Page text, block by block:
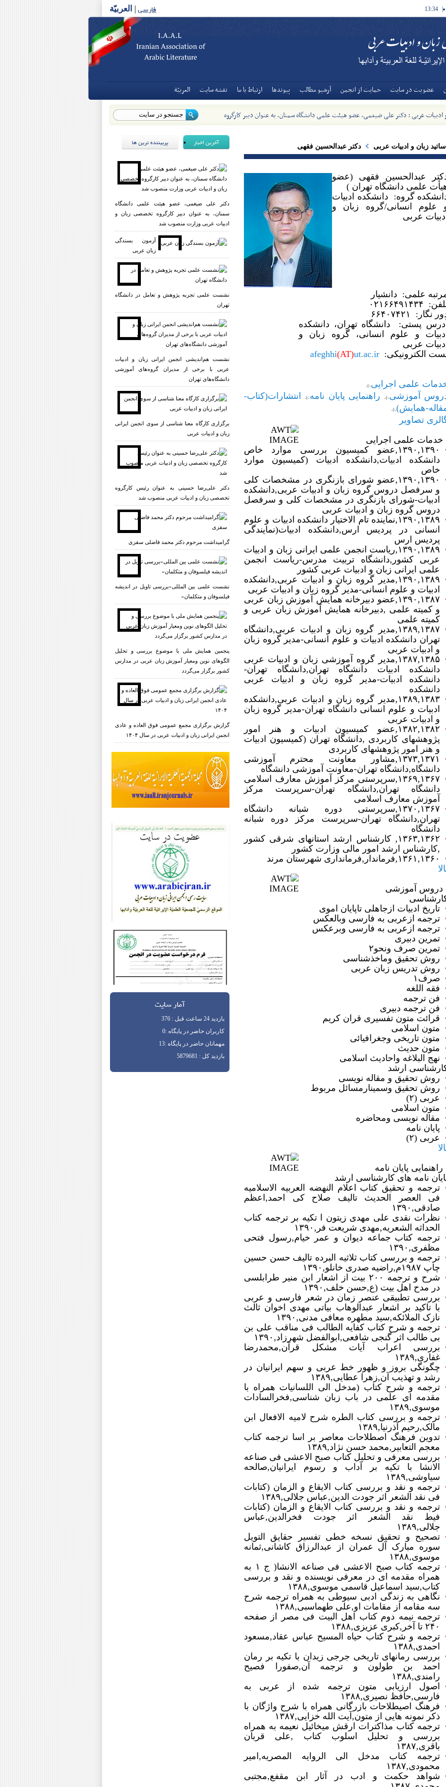
13:34 فارسی | العربیّة
عضويت در سايت حمايت از انجمن آرشيو مطالب پیوندها ارتباط با ما نقشه سايت العربيّة
ادبیات عربی : دکتر علی ضیغمی، عضو هیئت علمی دانشگاه سمنان، به عنوان دبیر کارگروه
عربی وزارت منصوب شد - [1405/5/8]
اساتید زبان و ادبیات عربی دکتر عبدالحسین فقهی
عبدالحسین فقهی (عضو
علمی دانشگاه تهران )
گروه: دانشکده ادبیات
و علوم انسانی‏‎/‎‏گروه زبان و
ادبیات عربی
علمی: دانشیار
۰۲۱۶۶۴۹۱۴۳۴
نگار: ۶۶۴۰۷۴۲۱
آدرس پستی: دانشگاه تهران، دانشکده
ادبیات و علوم انسانی، گروه زبان و
ادبیات عربی
الکترونیکی:
afeghhi(AT)ut.ac.ir
علمی اجرایی.:|:.
آموزشی.:|:. راهنمایی پایان نامه.:|:.
انتشارات(کتاب-
همایش).:|:.
تصاویر
خدمات علمی اجرایی
۱۳۹۰‏‎,‎‏۱۳۹۰‏‎,‎‏عضو کمیسیون بررسی موارد خاص
دانشکده ادبیات‏‎,‎‏دانشکده ادبیات (کمیسیون موارد
خاص
۱۳۹۰‏‎,‎‏۱۳۹۰‏‎,‎‏عضو شورای بازنگری در مشخصات کلی
و سرفصل دروس گروه زبان و ادبیات عربی‏‎,‎‏دانشکده
ادبیات‏‎-‎‏شورای بازنگری در مشخصات کلی و سرفصل
دروس گروه زبان و ادبیات عربی
۱۳۸۹‏‎,‎‏۱۳۹۰‏‎,‎‏نماینده تام الاختیار دانشکده ادبیات و علوم
انسانی در پردیس ارس‏‎,‎‏دانشکده ادبیات(نمایندگی
پردیس ارس
۱۳۸۹‏‎,‎‏۱۳۹۰‏‎,‎‏ریاست انجمن علمی ایرانی زبان و ادبیات
عربی کشور‏‎,‎‏دانشگاه تربیت مدرس‏‎-‎‏ریاست انجمن
علمی ایرانی زبان و ادبیات عربی کشور
۱۳۸۹‏‎,‎‏۱۳۹۰‏‎,‎‏مدیر گروه زبان و ادبیات عربی‏‎,‎‏دانشکده
ادبیات و علوم انسانی‏‎-‎‏مدیر گروه زبان و ادبیات عربی
۱۳۸۷‏‎,‎‏۱۳۹۰‏‎,‎‏عضو دبیرخانه همایش آموزش زبان عربی
و کمیته علمی ‏‎,‎‏دبیرخانه همایش آموزش زبان عربی و
کمیته علمی
۱۳۸۷‏‎,‎‏۱۳۸۹‏‎,‎‏مدیر گروه زبان و ادبیات عربی‏‎,‎‏دانشگاه
تهران دانشکده ادبیات و علوم انسانی‏‎-‎‏مدیر گروه زبان
و ادبیات عربی
۱۳۸۵‏‎,‎‏۱۳۸۷‏‎,‎‏مدیر گروه آموزشی زبان و ادبیات عربی
دانشکده ادبیات‏‎-‎‏مدیر گروه زبان و ادبیات عربی
دانشکده
۱۳۸۳‏‎,‎‏۱۳۸۹‏‎,‎‏مدیر گروه زبان و ادبیات عربی‏‎,‎‏دانشکده
ادبیات و علوم انسانی دانشگاه تهران‏‎-‎‏مدیر گروه زبان
و ادبیات عربی
۱۳۸۲‏‎,‎‏۱۳۸۲‏‎,‎‏عضو کمیسیون ادبیات و هنر امور
پژوهشهای کاربردی ‏‎,‎‏دانشگاه تهران (کمیسیون ادبیات
و هنر امور پژوهشهای کاربردی
۱۳۷۱‏‎,‎‏۱۳۷۳‏‎,‎‏مشاور معاونت محترم آموزشی
دانشگاه‏‎,‎‏دانشگاه تهران‏‎-‎‏معاونت آموزشی دانشگاه
۱۳۶۷‏‎,‎‏۱۳۶۹‏‎,‎‏سرپرستی مرکز آموزش معارف اسلامی
دانشگاه تهران‏‎,‎‏دانشگاه تهران‏‎-‎‏سرپرست مرکز
آموزش معارف اسلامی
۱۳۶۷‏‎,‎‏۱۳۷۰‏‎,‎‏سرپرستی دوره شبانه دانشگاه
تهران‏‎,‎‏دانشگاه تهران‏‎-‎‏سرپرست مرکز دوره شبانه
دانشگاه
۱۳۶۲‏‎,‎‏۱۳۶۳‏‎,‎‏ کارشناس ارشد استانهای شرقی کشور
۱۳۶۰‏‎,‎‏۱۳۶۱‏‎,‎‏فرماندار‏‎,‎‏فرمانداری شهرستان مرند
دروس آموزشی
تاریخ ادبیات ازجاهلی تاپایان اموی
ترجمه ازعربی به فارسی وبالعکس
ترجمه ازعربی به فارسی وبرعکس
تمرین دبیری
تمرین صرف ونحو۲
روش تحقیق وماخذشناسی
روش تدریس زبان عربی
صرف۱
فقه اللغه
فن ترجمه
فن ترجمه دبیری
قرائت متون تفسیری قران کریم
متون اسلامی
متون تاریخی وجغرافیائی
متون حدیث
نهج البلاغه واحادیث اسلامی
ارشد
روش تحقیق و مقاله نویسی
روش تحقیق وسمینارمسائل مربوط
عربی (۲)
متون اسلامی
مقاله نویسی ومحاضره
پایان نامه
عربی (۲)
راهنمایی پایان نامه
نامه های کارشناسی ارشد
ترجمه و تحقیق کتاب اعلام النهضه العربیه الاسلامیه
فی العصر الحدیث تالیف صلاح کی احمد‏‎,‎‏اعظم
صادقی‏‎,‎‏۱۳۹۰
نظرات نقدی علی مهدی زیتون ا تکیه بر ترجمه کتاب
الحداثه الشعریه‏‎,‎‏مهدی شریعت فر‏‎,‎‏۱۳۹۰
ترجمه کتاب جماعه دیوان و عمر خیام‏‎,‎‏رسول فتحی
مظفری‏‎,‎‏۱۳۹۰
ترجمه و بررسی کتاب ثلاثیه البرده تالیف حسن حسین
چاپ ۱۹۸۷م‏‎,‎‏راضیه صدری خانلو‏‎,‎‏۱۳۹۰
شرح و ترجمه ۲۰۰ بیت از اشعار ابن منیر طرابلسی
در مدح اهل بیت (ع‏‎,‎‏حسن خلف‏‎,‎‏۱۳۹۰
بررسی تطبیقی عنصر زمان در شعر فارسی و عربی
با تاکید بر اشعار عبدالوهاب بیاتی مهدی اخوان ثالث
نازک الملائکه‏‎,‎‏سید مطهره معافی مدنی‏‎,‎‏۱۳۹۰
ترجمه و شرح کتاب کفایه الطالب فی مناقب علی بن
بی طالب اثر گنجی شافعی‏‎,‎‏ابوالفضل شهرزاد‏‎,‎‏۱۳۹۰
بررسی اعراب آیات مشکل قرآن‏‎,‎‏محمدرضا
غفاری‏‎,‎‏۱۳۸۹
چگونگی بروز و ظهور خط عربی و سهم ایرانیان در
رشد و تهذیب آن‏‎,‎‏زهرا عطایی‏‎,‎‏۱۳۸۹
ترجمه و شرح کتاب (مدخل الی اللسانیات همراه با
مقدمه ای علمی در باب زبان شناسی‏‎,‎‏فخرالسادات
موسوی‏‎,‎‏۱۳۸۹
ترجمه و بررسی کتاب الطره شرح لامیه الافعال ابن
مالک‏‎,‎‏رحیم آذرنیا‏‎,‎‏۱۳۸۹
تدوین فرهنگ اصطلاحات معاصر بر اسا ترجمه کتاب
معجم التعابیر‏‎,‎‏محمد حسن نژاد‏‎,‎‏۱۳۸۹
بررسی معرفی و تحلیل کتاب صبح الاعشی فی صناعه
الانشا با تکیه بر آداب و رسوم ایرانیان‏‎,‎‏صالحه
سیاوشی‏‎,‎‏۱۳۸۹
ترجمه و نقد و بررسی کتاب الایقاع و الزمان (کتابات
فی نقد الشعر اثر جودت الدین‏‎,‎‏عباس جلالی‏‎,‎‏۱۳۸۹
ترجمه و نقد و بررسی کتاب الایقاع و الزمان (کتابات
فیط نقد الشعر اثر جودت فخرالدین‏‎,‎‏عباس
جلالی‏‎,‎‏۱۳۸۹
تصحیح و تحقیق نسخه خطی تفسیر حقایق التویل
سوره مبارک آل عمران از عبدالرزاق کاشانی‏‎,‎‏ثمانه
موسوی‏‎,‎‏۱۳۸۸
ترجمه کتاب صبح الاعشی فی صناعه الانشا( ج ۱ به
همراه مقدمه ای در معرفی نویسنده و نقد و بررسی
کتاب‏‎,‎‏سید اسماعیل قاسمی موسوی‏‎,‎‏۱۳۸۸
نگاهی به زندگی ادبی سیوطی به همراه ترجمه شرح
سه مقامه از مقامات او‏‎,‎‏علی طهماسبی‏‎,‎‏۱۳۸۸
ترجمه نیمه دوم کتاب اهل البیت فی مصر از صفحه
۲۴۰ تا آخر‏‎,‎‏کبری عزیزی‏‎,‎‏۱۳۸۸
ترجمه و شرح کتاب حیاه المسیح عباس عقاد‏‎,‎‏مسعود
احمدی‏‎,‎‏۱۳۸۸
بررسی رمانهای تاریخی جرجی زیدان با تکیه بر رمان
احمد بن طولون و ترجمه آن‏‎,‎‏صفورا فصیح
رامندی‏‎,‎‏۱۳۸۸
اصول ارزیابی متون ترجمه شده از عربی به
فارسی‏‎,‎‏حافظ نصیری‏‎,‎‏۱۳۸۸
فرهنگ اصیطلاحات بازرگانی همراه با شرح واژگان با
ذکر نمونه هایی از متون‏‎,‎‏آیت الله خزایی‏‎,‎‏۱۳۸۷
ترجمه کتاب مذاکترات ارقش میخائیل نعیمه به همراه
بررسی و تحلیل اسلوب کتاب ‏‎,‎‏علی قربان
باقری‏‎,‎‏۱۳۸۷
ترجمه کتاب مدخل الی الروایه المصریه‏‎,‎‏امیر
محمودی‏‎,‎‏۱۳۸۷
شواهد حکمت و ادب در آثار ابن مقفع‏‎,‎‏مجتبی
آخرین اخبار پربیننده ترین ها
دکتر علی ضیغمی، عضو هیئت علمی دانشگاه
سمنان، به عنوان دبیر کارگروه تخصصی زبان و
ادبیات عربی وزارت منصوب شد
آزمون بسندگی
زبان عربی
نشست علمی تجربه پژوهش و تعامل در دانشگاه
تهران
نشست هم‌اندیشی انجمن ایرانی زبان و ادبیات
عربی با برخی از مدیران گروه‌های آموزشی
دانشگاه‌های تهران
برگزاری کارگاه معنا شناسی از سوی انجمن ایرانی
زبان و ادبیات عربی
دکتر علی‌رضا حسینی به عنوان رئیس کارگروه
تخصصی زبان و ادبیات عربی منصوب شد
گرامیداشت مرحوم دکتر محمد فاضلی سقزی
نشست علمی بين المللى«بررسى تاویل در انديشه
فیلسوفان و متکلمان»
پنجمین همایش ملی با موضوع بررسی و تحلیل
الگوهای نوین ومعیار آموزش زبان عربی در مدارس
کشور برگزار می‌گردد
گزارش برگزاری مجمع عمومی فوق العاده و عادی
انجمن ایرانی زبان و ادبیات عربی در سال ۱۴۰۴
آمار سایت
بازدید 24 ساعت قبل : 376
کاربران حاضر در پایگاه :0
مهمانان حاضر در پایگاه :13
بازدید کل : 5879681